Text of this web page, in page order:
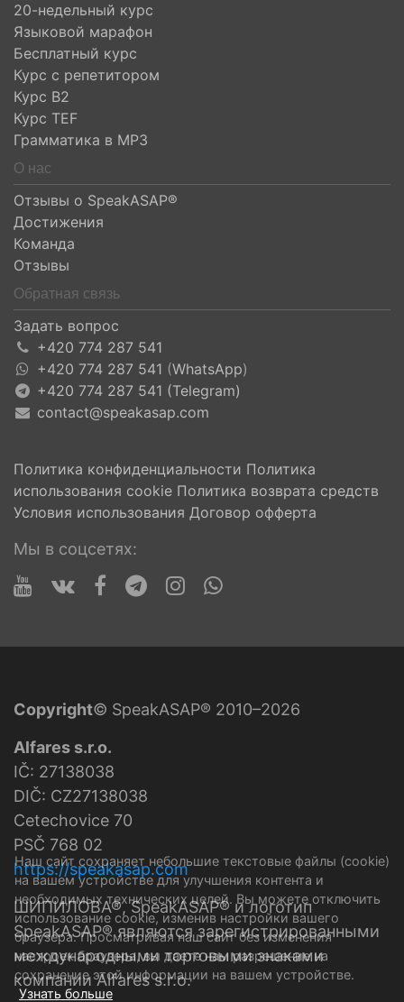
20-недельный курс
Языковой марафон
Бесплатный курс
Курс с репетитором
Курс B2
Курс TEF
Грамматика в MP3
О нас
Отзывы о SpeakASAP®
Достижения
Команда
Отзывы
Обратная связь
Задать вопрос
+420 774 287 541
+420 774 287 541 (WhatsApp)
+420 774 287 541 (Telegram)
contact@speakasap.com
Политика конфиденциальности Политика
использования cookie Политика возврата средств
Условия использования Договор офферта
Мы в соцсетях:
Copyright© SpeakASAP® 2010–2026
Alfares s.r.o.
IČ: 27138038
DIČ: CZ27138038
Cetechovice 70
PSČ 768 02
https://speakasap.com
ШИПИЛОВА®, SpeakASAP® и логотип
SpeakASAP® являются зарегистрированными
международными торговыми знаками
компании Alfares s.r.o.
Наш сайт сохраняет небольшие текстовые файлы (cookie)
на вашем устройстве для улучшения контента и
необходимых технических целей. Вы можете отключить
использование cookie, изменив настройки вашего
браузера. Просматривая наш сайт без изменения
настроек браузера, вы даете нам разрешение на
сохранение этой информации на вашем устройстве.
Узнать больше